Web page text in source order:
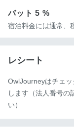
バット5 %
宿泊料金には通常、
レシート
OwlJourneyはチェ
します（法人番号の
い）